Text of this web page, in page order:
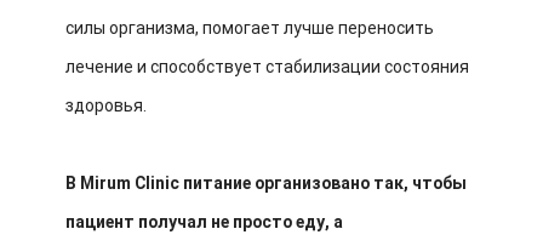
силы организма, помогает лучше переносить
лечение и способствует стабилизации состояния
здоровья.
В Mirum Clinic питание организовано так, чтобы
пациент получал не просто еду, а